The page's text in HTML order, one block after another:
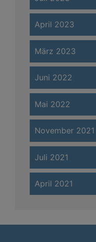
April 2023
März 2023
Juni 2022
Mai 2022
November 2021
Juli 2021
April 2021